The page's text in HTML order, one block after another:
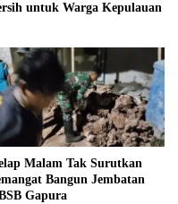
untuk Warga Kepulauan
Malam Tak Surutkan
Bangun Jembatan
Gapura